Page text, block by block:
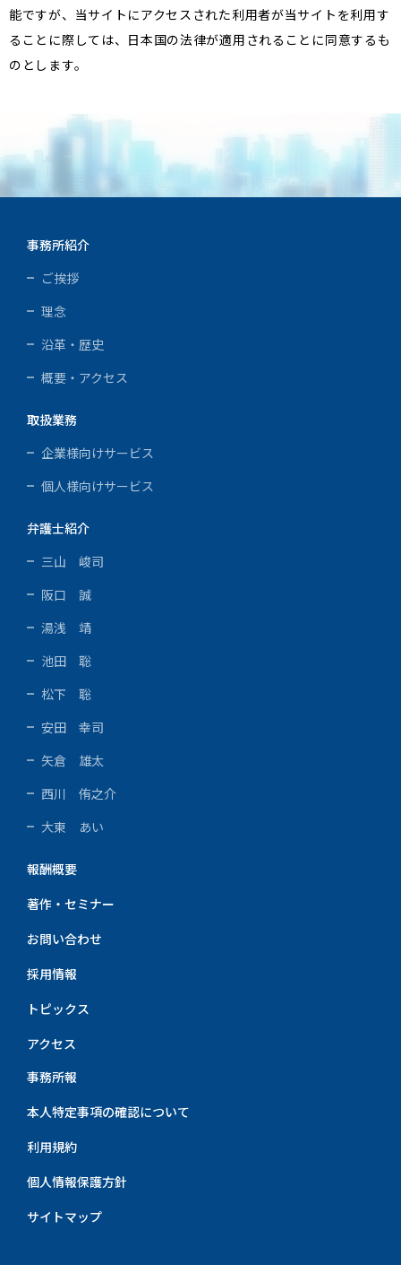
能ですが、当サイトにアクセスされた利用者が当サイトを利用す
ることに際しては、日本国の法律が適用されることに同意するも
のとします。
事務所紹介
ご挨拶
理念
沿革・歴史
概要・アクセス
取扱業務
企業様向けサービス
個人様向けサービス
弁護士紹介
三山 峻司
阪口 誠
湯浅 靖
池田 聡
松下 聡
安田 幸司
矢倉 雄太
西川 侑之介
大東 あい
報酬概要
著作・セミナー
お問い合わせ
採用情報
トピックス
アクセス
事務所報
本人特定事項の確認について
利用規約
個人情報保護方針
サイトマップ